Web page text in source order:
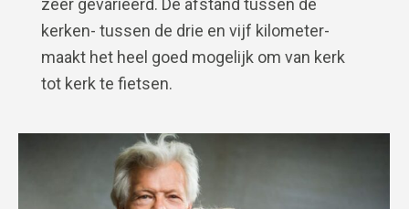
zeer gevarieerd. De afstand tussen de
kerken- tussen de drie en vijf kilometer-
maakt het heel goed mogelijk om van kerk
tot kerk te fietsen.